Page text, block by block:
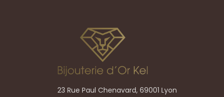
23 Rue Paul Chenavard, 69001 Lyon